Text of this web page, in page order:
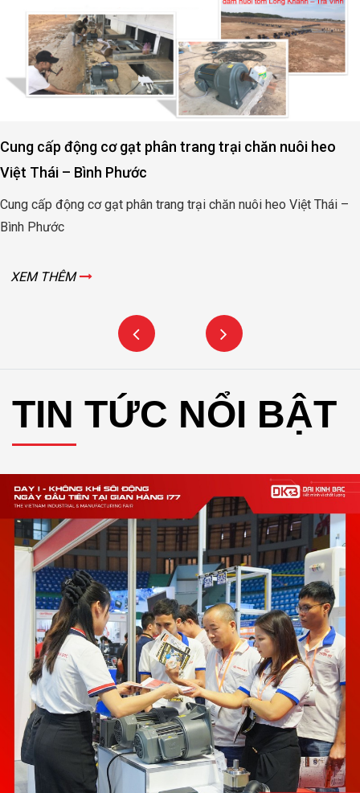
Cung cấp động cơ gạt phân trang trại chăn nuôi heo
Việt Thái – Bình Phước
Cung cấp động cơ gạt phân trang trại chăn nuôi heo Việt Thái –
Bình Phước
XEM THÊM
TIN TỨC NỔI BẬT